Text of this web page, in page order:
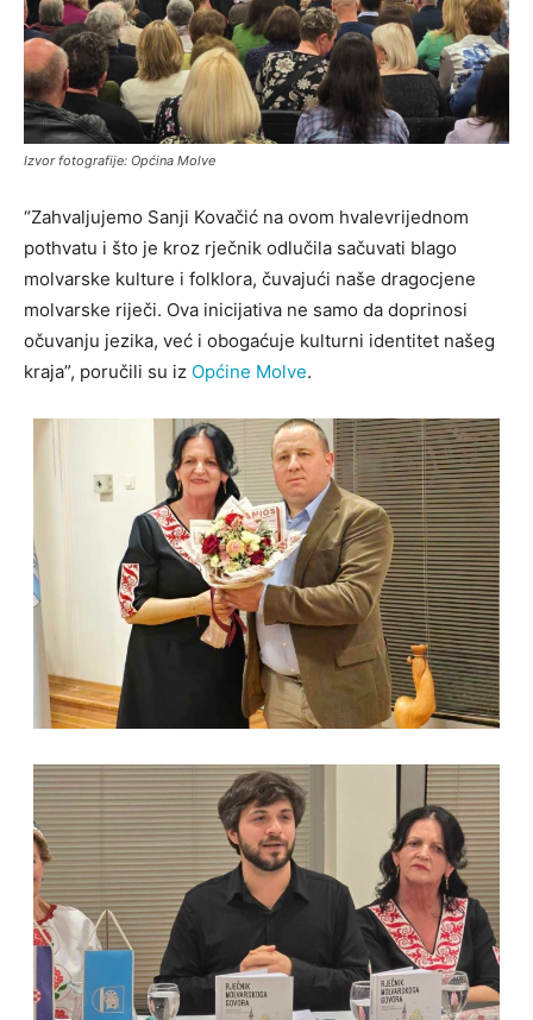
Izvor fotografije: Općina Molve
“Zahvaljujemo Sanji Kovačić na ovom hvalevrijednom
pothvatu i što je kroz rječnik odlučila sačuvati blago
molvarske kulture i folklora, čuvajući naše dragocjene
molvarske riječi. Ova inicijativa ne samo da doprinosi
očuvanju jezika, već i obogaćuje kulturni identitet našeg
kraja”, poručili su iz Općine Molve.